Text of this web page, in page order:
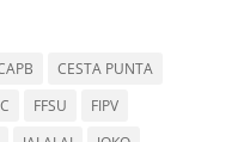
CESTA PUNTA
FFSU
FIPV